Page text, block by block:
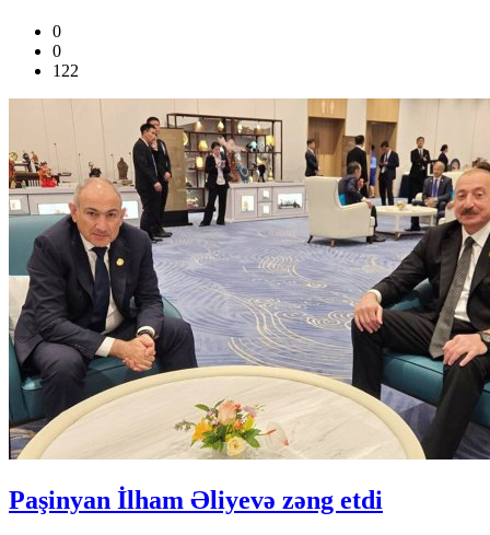
0
0
122
Paşinyan İlham Əliyevə zəng etdi